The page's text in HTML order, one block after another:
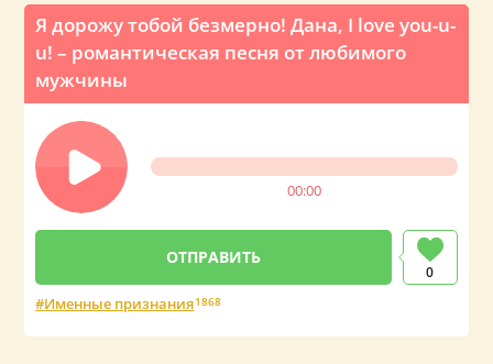
Я дорожу тобой безмерно! Дана, I love you-u-
u! – романтическая песня от любимого
мужчины
00:00
0
Именные признания1868